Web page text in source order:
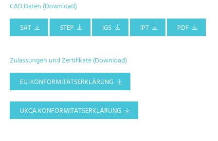
CAD Daten (Download)
SAT
STEP IGS IPT PDF
Zulassungen und Zertifikate (Download)
EU-KONFORMITÄTSERKLÄRUNG
UKCA KONFORMITÄTSERKLÄRUNG